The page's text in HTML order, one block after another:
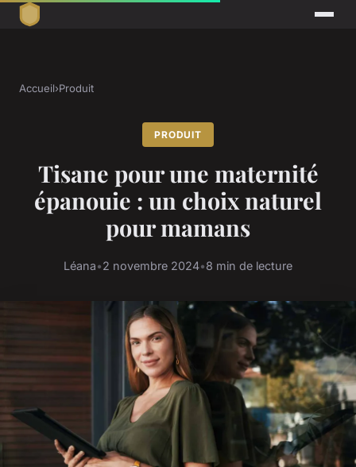
Accueil›Produit
PRODUIT
Tisane pour une maternité
épanouie : un choix naturel
pour mamans
Léana•2 novembre 2024•8 min de lecture